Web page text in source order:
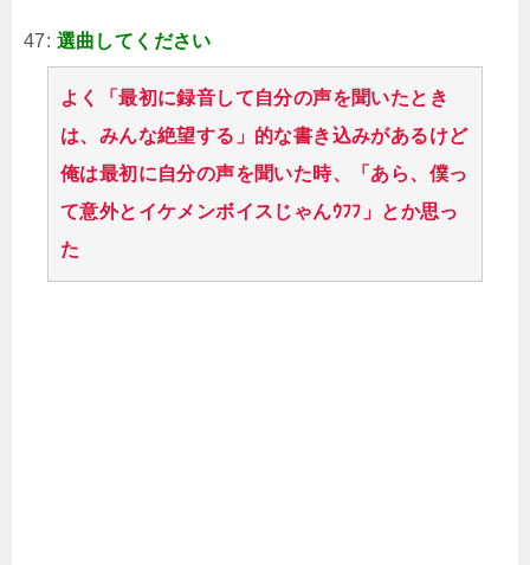
47: 選曲してください
よく「最初に録音して自分の声を聞いたとき
は、みんな絶望する」的な書き込みがあるけど
俺は最初に自分の声を聞いた時、「あら、僕っ
て意外とイケメンボイスじゃんｳﾌﾌ」とか思っ
た